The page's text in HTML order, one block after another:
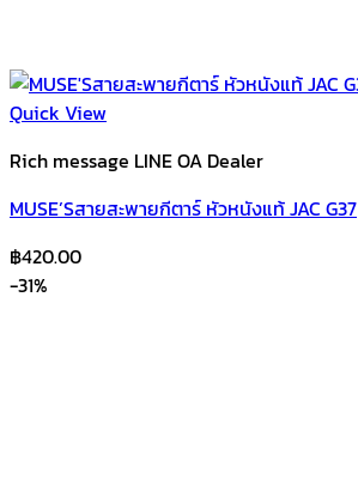
Quick View
Rich message LINE OA Dealer
MUSE’Sสายสะพายกีตาร์ หัวหนังแท้ JAC G37
฿420.00
-31%